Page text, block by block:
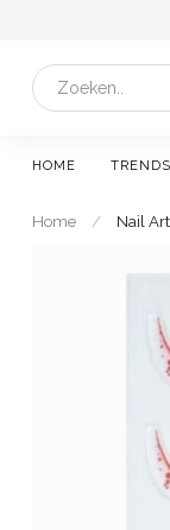
HOME TRENDS
Home / Nail